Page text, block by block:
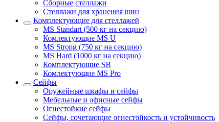
Сборные стеллажи
Стеллажи для хранения шин
Комплектующие для стеллажей
MS Standart (500 кг на секцию)
Комлектующие MS U
MS Strong (750 кг на секцию)
MS Hard (1000 кг на секцию)
Комплектующие SB
Комлектующие MS Pro
Сейфы
Оружейные шкафы и сейфы
Мебельные и офисные сейфы
Огнестойкие сейфы
Сейфы, сочетающие огнестойкость и устойчивость